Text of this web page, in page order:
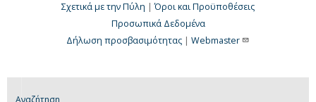
Σχετικά με την Πύλη |Όροι και Προϋποθέσεις
Προσωπικά Δεδομένα
Δήλωση προσβασιμότητας | Webmaster